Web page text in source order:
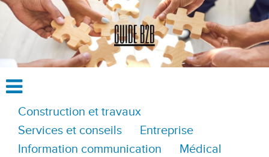
Construction et travaux
Services et conseils
Entreprise
Information communication
Médical